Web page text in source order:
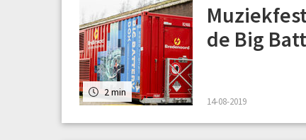
2 min
de Big
14-08-2019